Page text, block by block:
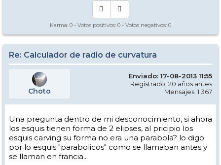
Karma: 0 - Votos positivos: 0 - Votos negativos: 0
Re: Calculador de radio de curvatura
Choto
Enviado: 17-08-2013 11:55
Registrado: 20 años antes
Mensajes: 1.367
Una pregunta dentro de mi desconocimiento, si ahora
los esquis tienen forma de 2 elipses, al pricipio los
esquis carving su forma no era una parabola? lo digo
por lo esquis "parabolicos" como se llamaban antes y
se llaman en francia...